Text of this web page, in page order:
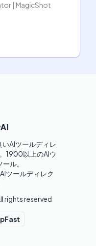
| MagicShot
AIツールディレ
1900以上のAIウ
ル。
ツールディレク
rights reserved